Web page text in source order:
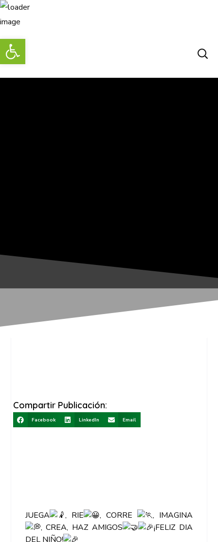
Compartir Publicación:
Facebook LinkedIn Email
JUEGA , RIE , CORRE
, IMAGINA
, CREA, HAZ AMIGOS
¡FELIZ DIA
DEL NIÑO!
Abrir barra de herramientas